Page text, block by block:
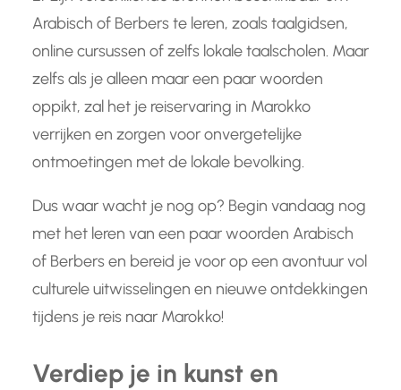
Arabisch of Berbers te leren, zoals taalgidsen,
online cursussen of zelfs lokale taalscholen. Maar
zelfs als je alleen maar een paar woorden
oppikt, zal het je reiservaring in Marokko
verrijken en zorgen voor onvergetelijke
ontmoetingen met de lokale bevolking.
Dus waar wacht je nog op? Begin vandaag nog
met het leren van een paar woorden Arabisch
of Berbers en bereid je voor op een avontuur vol
culturele uitwisselingen en nieuwe ontdekkingen
tijdens je reis naar Marokko!
Verdiep je in kunst en